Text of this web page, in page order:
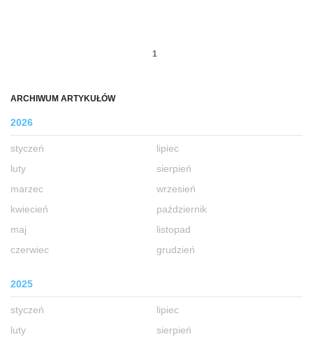
ARCHIWUM ARTYKUŁÓW
2026
styczeń
luty
marzec
kwiecień
maj
czerwiec
lipiec
sierpień
wrzesień
październik
listopad
grudzień
2025
styczeń
luty
lipiec
sierpień
1